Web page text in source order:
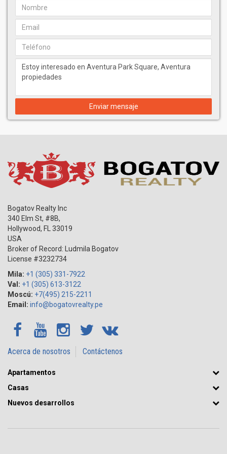
Enviar mensaje
Bogatov Realty Inc
340 Elm St, #8B,
Hollywood, FL
33019
USA
Broker of Record: Ludmila Bogatov
License #3232734
Mila: +1 (305) 331-7922
Val: +1 (305) 613-3122
Moscú: +7(495) 215-2211
Email: info@bogatovrealty.pe
Acerca de nosotros Contáctenos
Apartamentos
Casas
Nuevos desarrollos